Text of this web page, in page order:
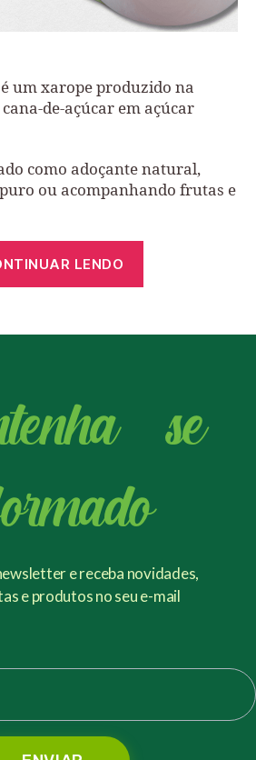
um xarope produzido na
de-açúcar em açúcar
como adoçante natural,
ou acompanhando frutas e
LENDO
- se
e receba novidades,
e produtos no seu e-mail